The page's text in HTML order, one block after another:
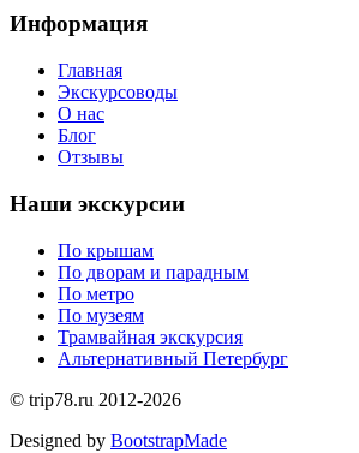
Информация
Главная
Экскурсоводы
О нас
Блог
Отзывы
Наши экскурсии
По крышам
По дворам и парадным
По метро
По музеям
Трамвайная экскурсия
Альтернативный Петербург
© trip78.ru 2012-2026
Designed by BootstrapMade